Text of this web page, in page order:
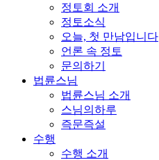
정토회 소개
정토소식
오늘, 첫 만남입니다
언론 속 정토
문의하기
법륜스님
법륜스님 소개
스님의하루
즉문즉설
수행
수행 소개